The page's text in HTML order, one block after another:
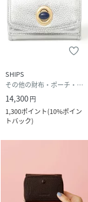
洗剤能力を引き
直す機会を与
にも立ち向かう
する石
SHIPS
その他の財布・ポーチ・ケース
14,300円
1,300ポイント(10%ポイン
トバック)